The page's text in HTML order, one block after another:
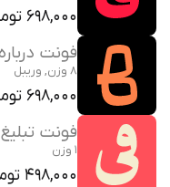
698,000 تومان
فونت
8 وزن, وریبل
698,000 تومان
فونت تبلیغ
1 وزن
498,000 تومان